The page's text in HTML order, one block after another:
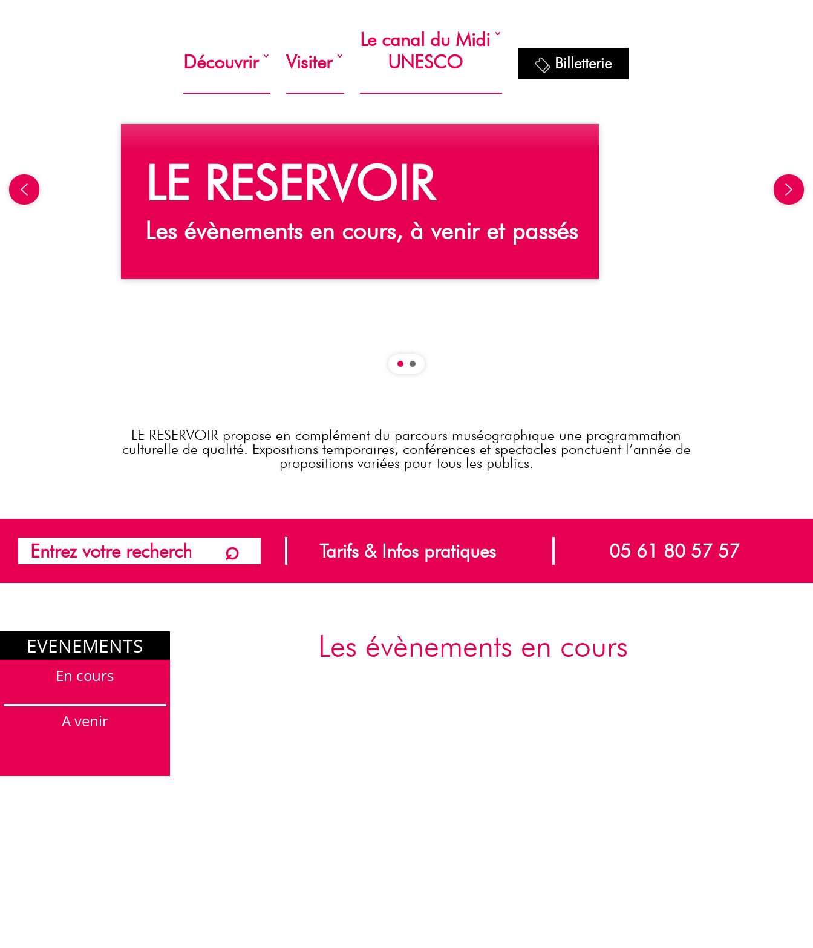
Découvrir Visiter
Le canal du Midi
UNESCO
Billetterie
LE RESERVOIR
Les évènements en cours, à venir et passés
LE RESERVOIR propose en complément du parcours muséographique une programmation
culturelle de qualité. Expositions temporaires, conférences et spectacles ponctuent l’année de
propositions variées pour tous les publics.
Tarifs & Infos pratiques 05 61 80 57 57
EVENEMENTS
En cours
A venir
Les évènements en cours